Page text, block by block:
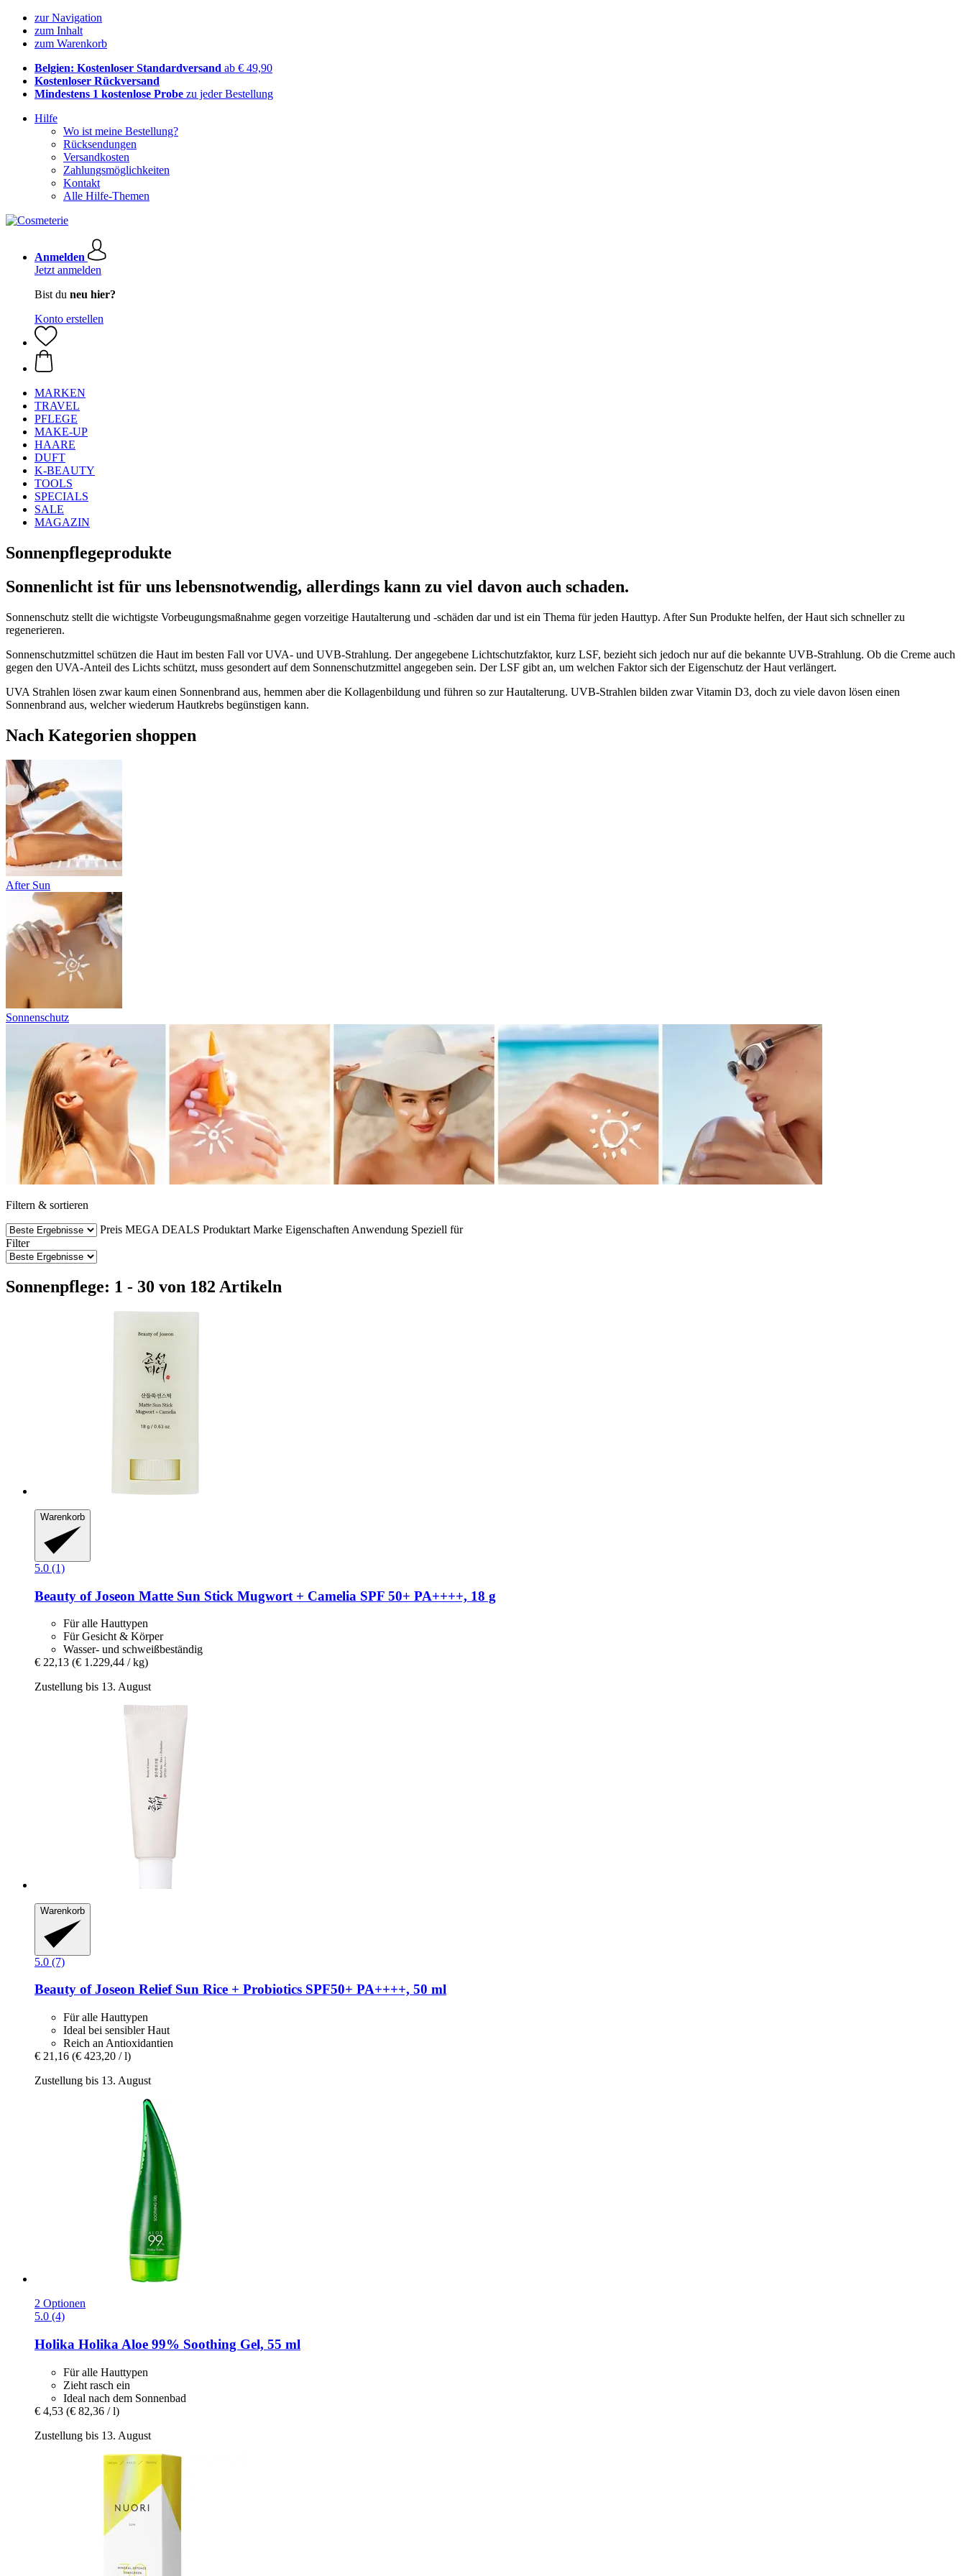
zur Navigation
zum Inhalt
zum Warenkorb
Belgien: Kostenloser Standardversand ab € 49,90
Kostenloser Rückversand
Mindestens 1 kostenlose Probe zu jeder Bestellung
Hilfe
Wo ist meine Bestellung?
Rücksendungen
Versandkosten
Zahlungsmöglichkeiten
Kontakt
Alle Hilfe-Themen
Anmelden
Jetzt anmelden
Bist du neu hier?
Konto erstellen
MARKEN
TRAVEL
PFLEGE
MAKE-UP
HAARE
DUFT
K-BEAUTY
TOOLS
SPECIALS
SALE
MAGAZIN
Sonnenpflegeprodukte
Sonnenlicht ist für uns lebensnotwendig, allerdings kann zu viel davon auch schaden.
Sonnenschutz stellt die wichtigste Vorbeugungsmaßnahme gegen vorzeitige Hautalterung und -schäden dar und ist ein Thema für jeden Hauttyp. After Sun Produkte helfen, der Haut sich schneller zu
regenerieren.
Sonnenschutzmittel schützen die Haut im besten Fall vor UVA- und UVB-Strahlung. Der angegebene Lichtschutzfaktor, kurz LSF, bezieht sich jedoch nur auf die bekannte UVB-Strahlung. Ob die Creme auch
gegen den UVA-Anteil des Lichts schützt, muss gesondert auf dem Sonnenschutzmittel angegeben sein. Der LSF gibt an, um welchen Faktor sich der Eigenschutz der Haut verlängert.
UVA Strahlen lösen zwar kaum einen Sonnenbrand aus, hemmen aber die Kollagenbildung und führen so zur Hautalterung. UVB-Strahlen bilden zwar Vitamin D3, doch zu viele davon lösen einen
Sonnenbrand aus, welcher wiederum Hautkrebs begünstigen kann.
Nach Kategorien shoppen
After Sun
Sonnenschutz
Filtern & sortieren
Preis MEGA DEALS Produktart Marke Eigenschaften Anwendung Speziell für
Filter
Sonnenpflege: 1 - 30 von 182 Artikeln
Warenkorb
5.0 (1)
Beauty of Joseon Matte Sun Stick Mugwort + Camelia SPF 50+ PA++++, 18 g
Für alle Hauttypen
Für Gesicht & Körper
Wasser- und schweißbeständig
€ 22,13 (€ 1.229,44 / kg)
Zustellung bis 13. August
Warenkorb
5.0 (7)
Beauty of Joseon Relief Sun Rice + Probiotics SPF50+ PA++++, 50 ml
Für alle Hauttypen
Ideal bei sensibler Haut
Reich an Antioxidantien
€ 21,16 (€ 423,20 / l)
Zustellung bis 13. August
2 Optionen
5.0 (4)
Holika Holika Aloe 99% Soothing Gel, 55 ml
Für alle Hauttypen
Zieht rasch ein
Ideal nach dem Sonnenbad
€ 4,53 (€ 82,36 / l)
Zustellung bis 13. August